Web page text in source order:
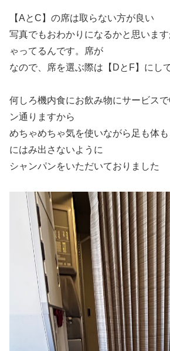
【AとC】の席は取らない方が良い
写真でもおわかりになるかと思いま
ゃってるんです。席が
なので、席を選ぶ際は【DとF】にし
何しろ機内食にお飲み物にサービス
ン通りますから
めちゃめちゃ気を使いながら足も体
にはみ出さないように
シャンパンをいただいておりました